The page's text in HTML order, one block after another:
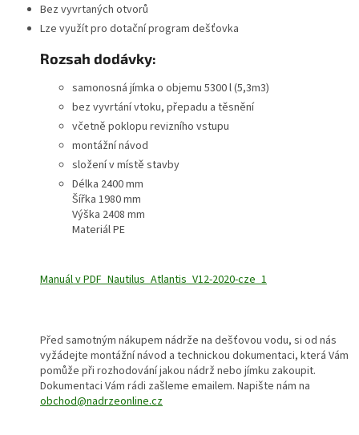
Bez vyvrtaných otvorů
Lze využít pro dotační program dešťovka
Rozsah dodávky:
samonosná jímka o objemu 5300 l (5,3m3)
bez vyvrtání vtoku, přepadu a těsnění
včetně poklopu revizního vstupu
montážní návod
složení v místě stavby
Délka 2400mm
Šířka 1980 mm
Výška 2408 mm
Materiál PE
Manuál v PDF_Nautilus_Atlantis_V12-2020-cze_1
Před samotným nákupem nádrže na dešťovou vodu, si od nás
vyžádejte montážní návod a technickou dokumentaci, která Vám
pomůže při rozhodování jakou nádrž nebo jímku zakoupit.
Dokumentaci Vám rádi zašleme emailem. Napište nám na
obchod@nadrzeonline.cz